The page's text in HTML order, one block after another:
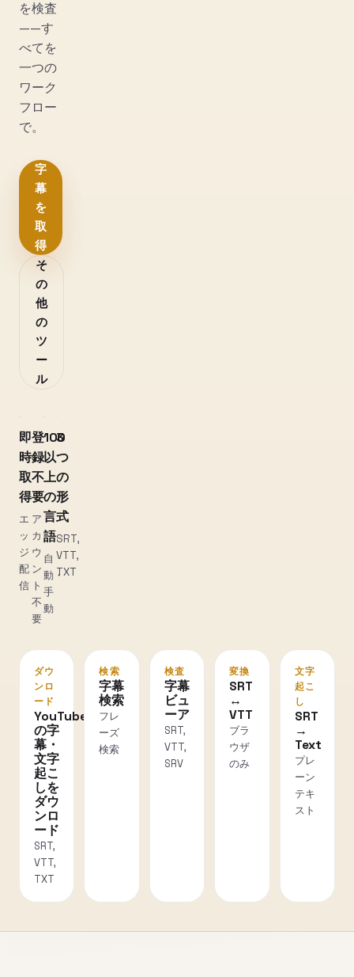
を検査
——す
べてを
一つの
ワーク
フロー
で。
字
幕
を
取
得
そ
の
他
の
ツ
ー
ル
即
時
取
得
エ
ッ
ジ
配
信
登
録
不
要
ア
カ
ウ
ン
ト
不
要
100
以
上
の
言
語
自
動・
手
動
3
つ
の
形
式
SRT,
VTT,
TXT
ダウ
ンロ
ード
YouTube
の字
幕・
文字
起こ
しを
ダウ
ンロ
ード
SRT,
VTT,
TXT
検索
字幕
検索
フレ
ーズ
検索
検査
字幕
ビュ
ーア
SRT,
VTT,
SRV
変換
SRT
↔
VTT
ブラ
ウザ
のみ
文字
起こ
し
SRT
→
Text
プレ
ーン
テキ
スト